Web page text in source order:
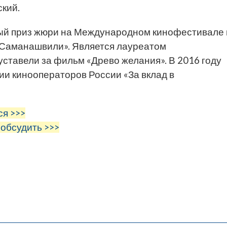
приз жюри на Международном кинофестивале
Является лауреатом
за фильм «Древо желания». В 2016 году
кинооператоров России «За вклад в
>>>
>>>